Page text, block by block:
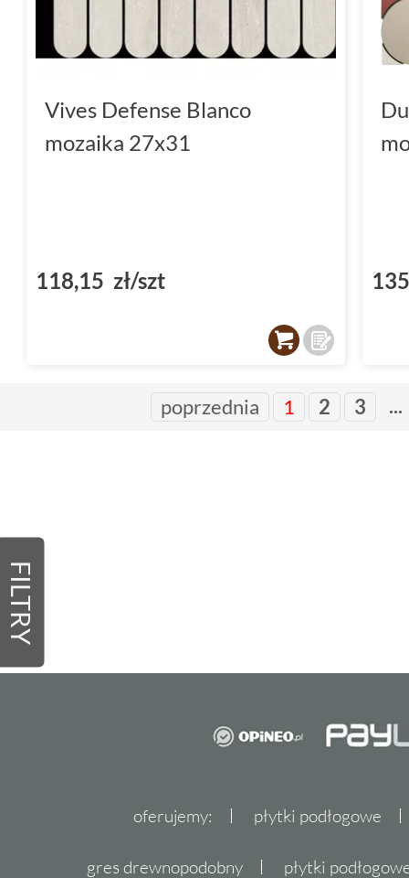
FILTRY
Vives Defense Blanco
mozaika 27x31
118,15 zł/szt
poprzednia 1 2 3 ...
oferujemy: płytki podłogowe
gres drewnopodobny płytki